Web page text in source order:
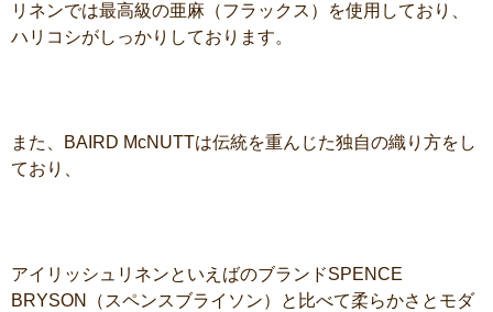
リネンでは最高級の亜麻（フラックス）を使用しており、
ハリコシがしっかりしております。
また、 BAIRD McNUTTは伝統を重んじた独自の織り方をし
ており、
アイリッシュリネンといえばのブランドSPENCE
BRYSON
（スペンスブライソン）と比べて柔らかさとモダ